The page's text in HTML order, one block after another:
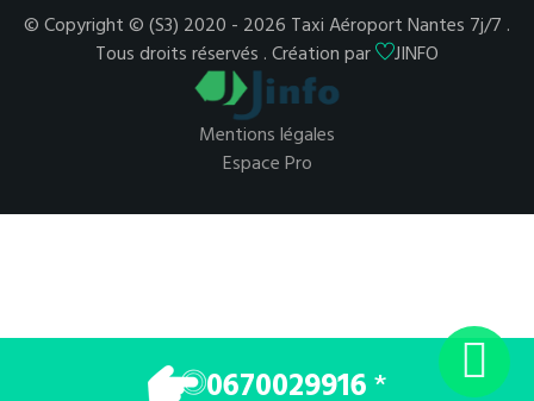
© Copyright © (S3) 2020 - 2026 Taxi Aéroport Nantes 7j/7 .
Tous droits réservés . Création par
JINFO
Mentions légales
Espace Pro
0670029916*